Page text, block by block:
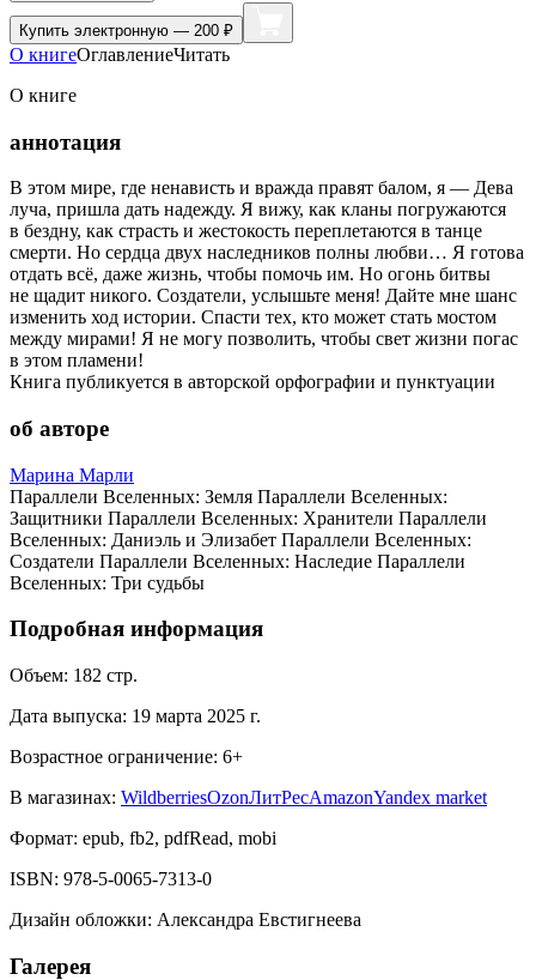
Купить электронную — 200 ₽
О книгеОглавлениеЧитать
О книге
аннотация
В этом мире, где ненависть и вражда правят балом, я — Дева
луча, пришла дать надежду. Я вижу, как кланы погружаются
в бездну, как страсть и жестокость переплетаются в танце
смерти. Но сердца двух наследников полны любви… Я готова
отдать всё, даже жизнь, чтобы помочь им. Но огонь битвы
не щадит никого. Создатели, услышьте меня! Дайте мне шанс
изменить ход истории. Спасти тех, кто может стать мостом
между мирами! Я не могу позволить, чтобы свет жизни погас
в этом пламени!
Книга публикуется в авторской орфографии и пунктуации
об авторе
Марина Марли
Параллели Вселенных: Земля Параллели Вселенных:
Защитники Параллели Вселенных: Хранители Параллели
Вселенных: Даниэль и Элизабет Параллели Вселенных:
Создатели Параллели Вселенных: Наследие Параллели
Вселенных: Три судьбы
Подробная информация
Объем: 182 стр.
Дата выпуска: 19 марта 2025 г.
Возрастное ограничение: 6+
В магазинах: WildberriesOzonЛитРесAmazonYandex market
Формат: epub, fb2, pdfRead, mobi
ISBN: 978-5-0065-7313-0
Дизайн обложки: Александра Евстигнеева
Галерея